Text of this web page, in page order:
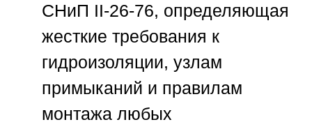
СНиП II-26-76, определяющая
жесткие требования к
гидроизоляции, узлам
примыканий и правилам
монтажа любых